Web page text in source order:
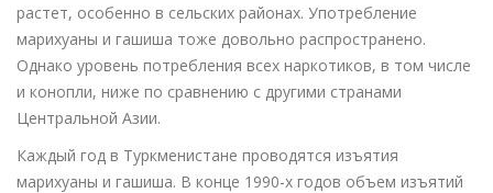
растет, особенно в сельских районах. Употребление
марихуаны и гашиша тоже довольно распространено.
Однако уровень потребления всех наркотиков, в том числе
и конопли, ниже по сравнению с другими странами
Центральной Азии.
Каждый год в Туркменистане проводятся изъятия
марихуаны и гашиша. В конце 1990-х годов объем изъятий